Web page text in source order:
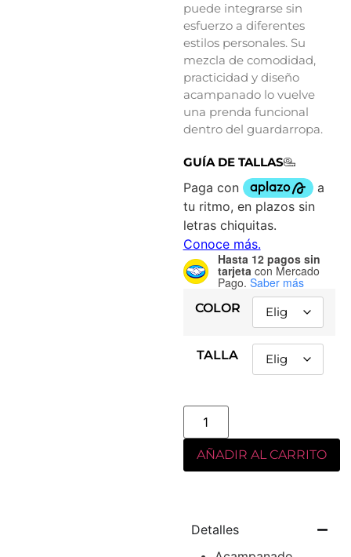
puede integrarse sin
esfuerzo a diferentes
estilos personales. Su
mezcla de comodidad,
practicidad y diseño
acampanado lo vuelve
una prenda funcional
dentro del guardarropa.
GUÍA DE TALLAS
Hasta 12 pagos sin
tarjetacon Mercado
Pago. Saber más
COLOR
TALLA
AÑADIR AL CARRITO
Detalles